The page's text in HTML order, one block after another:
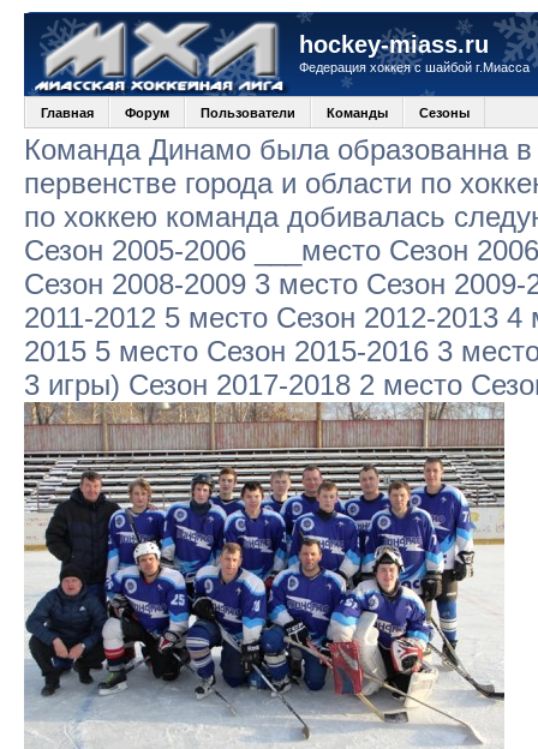
hockey-miass.ru
Федерация хоккея с шайбой г.Миасса
Главная Форум Пользователи Команды Сезоны
Команда Динамо была образованна
первенстве города и области по
по хоккею команда добивалась
Сезон 2005-2006 ___место Сезон
Сезон 2008-2009 3 место Сезон
2011-2012 5 место Сезон 2012-2013
2015 5 место Сезон 2015-2016 3
3 игры) Сезон 2017-2018 2 место